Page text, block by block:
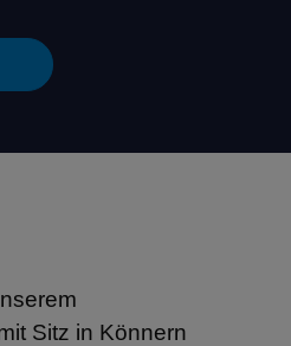
Sitz in Könnern